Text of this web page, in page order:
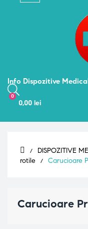
Info Dispozitive
0
0,00 lei
DISPOZITIVE
rotile
Carucioare
Carucioare